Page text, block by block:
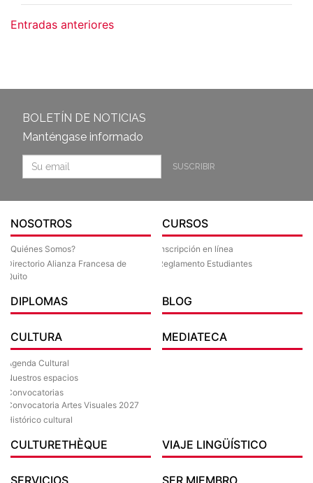
Navegación de entradas
Entradas anteriores
BOLETÍN DE NOTICIAS
Manténgase informado
SUSCRIBIR
NOSOTROS
¿Quiénes Somos?
Directorio Alianza Francesa de
Quito
CURSOS
Inscripción en línea
Reglamento Estudiantes
DIPLOMAS BLOG
CULTURA
Agenda Cultural
Nuestros espacios
Convocatorias
Convocatoria Artes Visuales 2027
Histórico cultural
MEDIATECA
CULTURETHÈQUE VIAJE LINGÜÍSTICO
SERVICIOS SER MIEMBRO